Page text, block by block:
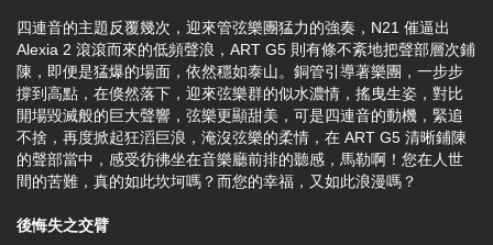
四連音的主題反覆幾次，迎來管弦樂團猛力的強奏，N21 催逼出
Alexia 2 滾滾而來的低頻聲浪，ART G5 則有條不紊地把聲部層次鋪
陳，即便是猛爆的場面，依然穩如泰山。銅管引導著樂團，一步步
撐到高點，在倏然落下，迎來弦樂群的似水濃情，搖曳生姿，對比
開場毀滅般的巨大聲響，弦樂更顯甜美，可是四連音的動機，緊追
不捨，再度掀起狂滔巨浪，淹沒弦樂的柔情，在 ART G5 清晰鋪陳
的聲部當中，感受彷彿坐在音樂廳前排的聽感，馬勒啊！您在人世
間的苦難，真的如此坎坷嗎？而您的幸福，又如此浪漫嗎？
後悔失之交臂